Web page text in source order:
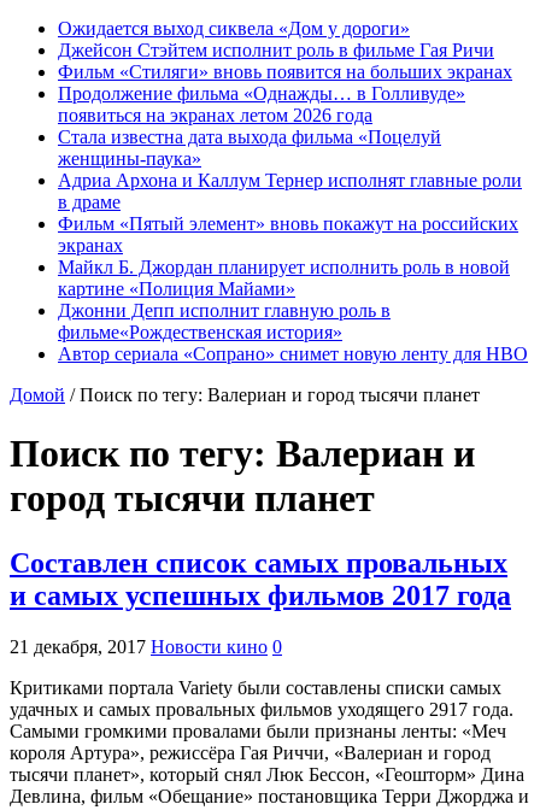
Ожидается выход сиквела «Дом у дороги»
Джейсон Стэйтем исполнит роль в фильме Гая Ричи
Фильм «Стиляги» вновь появится на больших экранах
Продолжение фильма «Однажды… в Голливуде»
появиться на экранах летом 2026 года
Стала известна дата выхода фильма «Поцелуй
женщины-паука»
Адриа Архона и Каллум Тернер исполнят главные роли
в драме
Фильм «Пятый элемент» вновь покажут на российских
экранах
Майкл Б. Джордан планирует исполнить роль в новой
картине «Полиция Майами»
Джонни Депп исполнит главную роль в
фильме«Рождественская история»
Автор сериала «Сопрано» снимет новую ленту для HBO
Домой / Поиск по тегу: Валериан и город тысячи планет
Поиск по тегу: Валериан и
город тысячи планет
Составлен список самых провальных
и самых успешных фильмов 2017 года
21 декабря, 2017 Новости кино 0
Критиками портала Variety были составлены списки самых
удачных и самых провальных фильмов уходящего 2917 года.
Самыми громкими провалами были признаны ленты: «Меч
короля Артура», режиссёра Гая Риччи, «Валериан и город
тысячи планет», который снял Люк Бессон, «Геошторм» Дина
Девлина, фильм «Обещание» постановщика Терри Джорджа и